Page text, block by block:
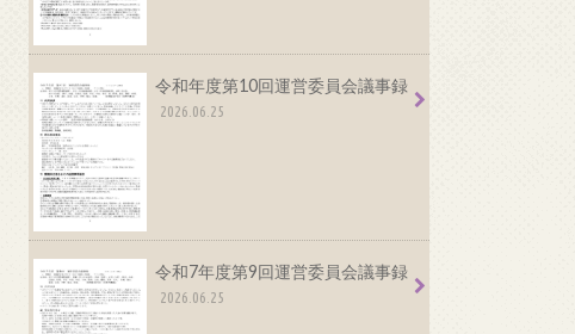
令和年度第10回運営委員会議事録
2026.06.25
令和7年度第9回運営委員会議事録
2026.06.25